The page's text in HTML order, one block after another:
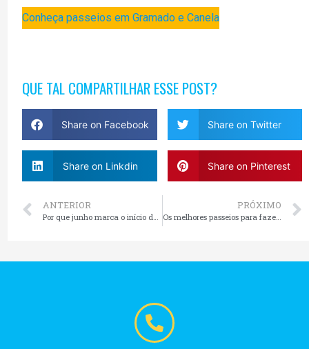
Conheça passeios em Gramado e Canela
QUE TAL COMPARTILHAR ESSE POST?
Share on Facebook Share on Twitter
Share on Linkdin Share on Pinterest
ANTERIOR PRÓXIMO
Os melhores passeios para fazer em Gramado nos dias mais frios